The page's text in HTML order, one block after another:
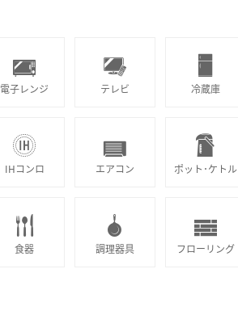
電子レンジ テレビ 冷蔵庫
IHコンロ エアコン ポット･ケトル
食器 調理器具 フローリング